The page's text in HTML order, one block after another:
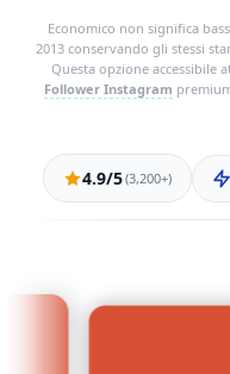
Economico non significa
2013 conservando gli stessi
Questa opzione accessibile
Follower Instagram
4.9/5(3,200+)